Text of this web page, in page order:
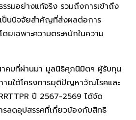
รมอย่างแท้จริง รวมถึงการเข้าถึง
ป็นปัจจัยสำคัญที่ส่งผลต่อการ
เฉพาะความตระหนักในความ
าคมที่ผ่านมา มูลนิธิศุภนิมิตฯ ผู้รับทุน
ยใต้โครงการยุติปัญหาวัณโรคและ
ปี 2567-2569 ได้จัด
รลดอุปสรรคที่เกี่ยวข้องกับสิทธิ